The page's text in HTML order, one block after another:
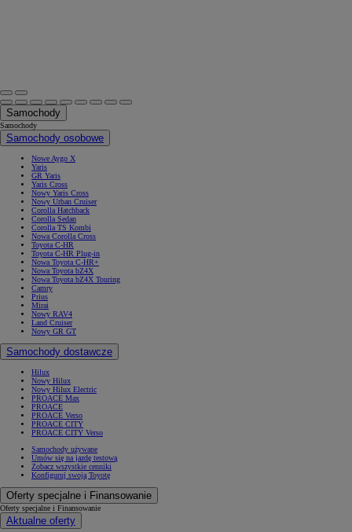
Samochody
Samochody
Samochody osobowe
Nowe Aygo X
Yaris
GR Yaris
Yaris Cross
Nowy Yaris Cross
Nowy Urban Cruiser
Corolla Hatchback
Corolla Sedan
Corolla TS Kombi
Nowa Corolla Cross
Toyota C-HR
Toyota C-HR Plug-in
Nowa Toyota C-HR+
Nowa Toyota bZ4X
Nowa Toyota bZ4X Touring
Camry
Prius
Mirai
Nowy RAV4
Land Cruiser
Nowy GR GT
Samochody dostawcze
Hilux
Nowy Hilux
Nowy Hilux Electric
PROACE Max
PROACE
PROACE Verso
PROACE CITY
PROACE CITY Verso
Samochody używane
Umów się na jazdę testową
Zobacz wszystkie cenniki
Konfiguruj swoją Toyotę
Oferty specjalne i Finansowanie
Oferty specjalne i Finansowanie
Aktualne oferty